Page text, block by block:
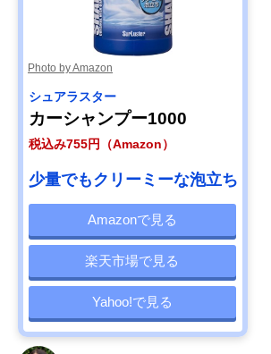
Amazonで見る
ーシャンプー濃縮
タイプ） PCD-
100
Photo by Amazon
シュアラスター
カーシャンプー1000
税込み755円（Amazon）
少量でもクリーミーな泡立ち
Amazonで見る
楽天市場で見る
Yahoo!で見る